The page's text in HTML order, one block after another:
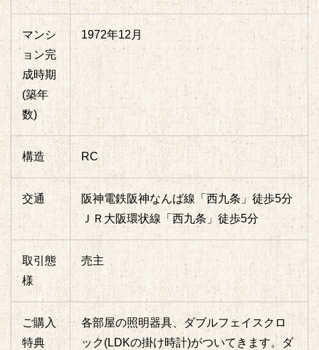
マンシ
ョン完
成時期
(築年
数)
1972年12月
構造 RC
交通
阪神電鉄阪神なんば線「西九条」徒歩5分
ＪＲ大阪環状線「西九条」徒歩5分
取引態
様
売主
ご購入
特典
各部屋の照明器具、ダブルフェイスクロ
ック(LDKの掛け時計)がついてきます。ダ